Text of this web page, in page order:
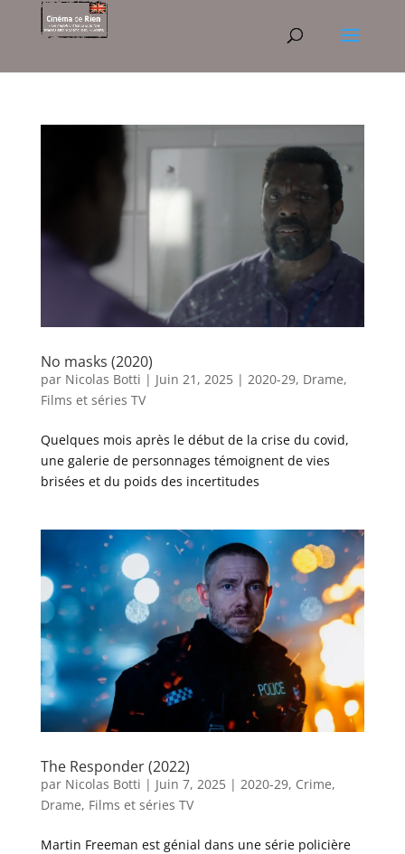
No masks (2020)
par Nicolas Botti | Juin 21, 2025| 2020-29, Drame,
Films et séries TV
Quelques mois après le début de la crise du covid,
une galerie de personnages témoignent de vies
brisées et du poids des incertitudes
The Responder (2022)
par Nicolas Botti | Juin 7, 2025| 2020-29, Crime,
Drame, Films et séries TV
Martin Freeman est génial dans une série policière